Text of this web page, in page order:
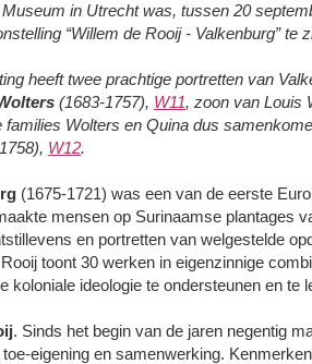
in Utrecht was, tussen 20
“Willem de Rooij - Valkenburg” te
heeft twee prachtige portretten van
(1683-1757), W11, zoon van Louis
families Wolters en Quina dus
W12.
(1675-1721) was een van de eerste
mensen op Surinaamse plantages
en portretten van welgestelde
toont 30 werken in eigenzinnige
koloniale ideologie te ondersteunen en te
. Sinds het begin van de jaren negentig
eigening en samenwerking.